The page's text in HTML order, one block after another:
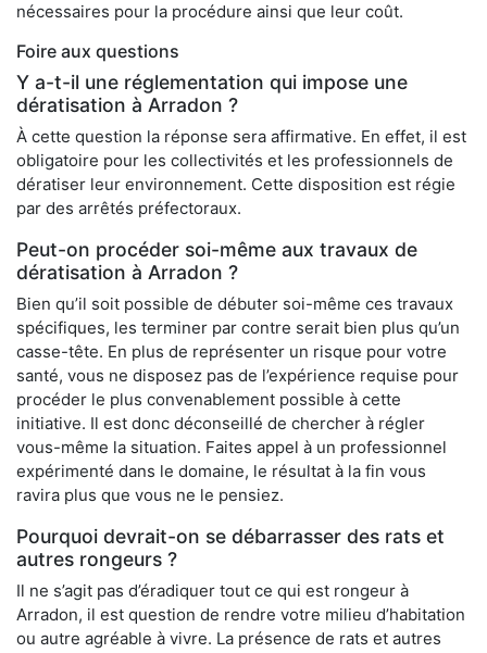
nécessaires pour la procédure ainsi que leur coût.
Foire aux questions
Y a-t-il une réglementation qui impose une
dératisation à Arradon ?
À cette question la réponse sera affirmative. En effet, il est
obligatoire pour les collectivités et les professionnels de
dératiser leur environnement. Cette disposition est régie
par des arrêtés préfectoraux.
Peut-on procéder soi-même aux travaux de
dératisation à Arradon ?
Bien qu’il soit possible de débuter soi-même ces travaux
spécifiques, les terminer par contre serait bien plus qu’un
casse-tête. En plus de représenter un risque pour votre
santé, vous ne disposez pas de l’expérience requise pour
procéder le plus convenablement possible à cette
initiative. Il est donc déconseillé de chercher à régler
vous-même la situation. Faites appel à un professionnel
expérimenté dans le domaine, le résultat à la fin vous
ravira plus que vous ne le pensiez.
Pourquoi devrait-on se débarrasser des rats et
autres rongeurs ?
Il ne s’agit pas d’éradiquer tout ce qui est rongeur à
Arradon, il est question de rendre votre milieu d’habitation
ou autre agréable à vivre. La présence de rats et autres